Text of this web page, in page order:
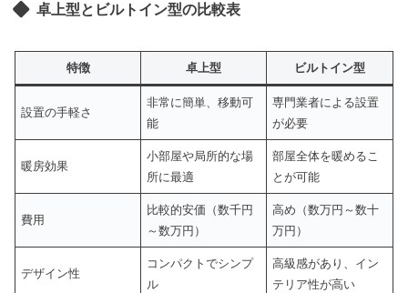
卓上型とビルトイン型の比較表
特徴 卓上型 ビルトイン型
設置の手軽さ
非常に簡単、移動可
能
専門業者による設置
が必要
暖房効果
小部屋や局所的な場
所に最適
部屋全体を暖めるこ
とが可能
費用
比較的安価（数千円
～数万円）
高め（数万円～数十
万円）
デザイン性
コンパクトでシンプ
ル
高級感があり、イン
テリア性が高い